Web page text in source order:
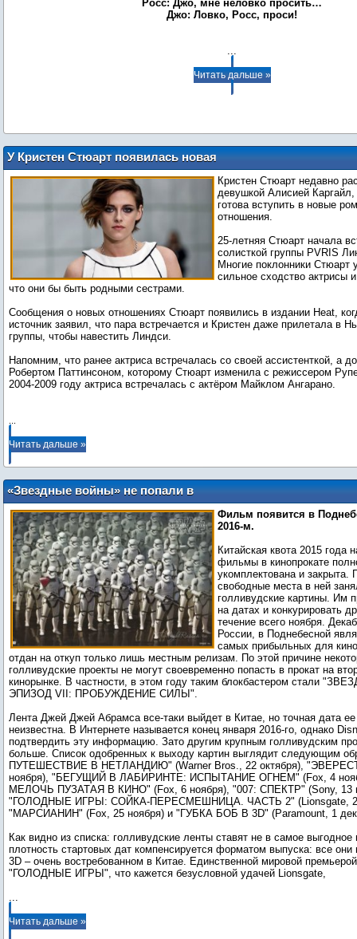
Росс: Джо, мне неловко просить…
Джо: Ловко, Росс, проси!
...
Читать дальше »
У Кристен Стюарт появилась новая
подруга
Кристен Стюарт недавно
девушкой Алисией Каргайл,
готова вступить в новые
отношения.
25-летняя Стюарт начала
солисткой группы PVRIS
Многие поклонники Стюарт
сильное сходство актрисы
что они бы быть родными сестрами.
Сообщения о новых отношениях Стюарт появились в издании Heat,
источник заявил, что пара встречается и Кристен даже прилетала в
группы, чтобы навестить Линдси.
Напомним, что ранее актриса встречалась со своей ассистенткой, а
Робертом Паттинсоном, которому Стюарт изменила с режиссером
2004-2009 году актриса встречалась с актёром Майклом Ангарано.
Читать дальше »
«Звездные войны» не попали в
китайскую квоту на зарубежные
фильмы
Фильм появится в
2016-м.
Китайская квота 2015 года
фильмы в кинопрокате
укомплектована и закрыта.
свободные места в ней
голливудские картины. Им
на датах и конкурировать
течение всего ноября.
России, в Поднебесной
самых прибыльных для
отдан на откуп только лишь местным релизам. По этой причине
голливудские проекты не могут своевременно попасть в прокат на
кинорынке. В частности, в этом году таким блокбастером стали
ЭПИЗОД VII: ПРОБУЖДЕНИЕ СИЛЫ".
Лента Джей Джей Абрамса все-таки выйдет в Китае, но точная дата
неизвестна. В Интернете называется конец января 2016-го, однако
подтвердить эту информацию. Зато другим крупным голливудским
больше. Список одобренных к выходу картин выглядит следующим
ПУТЕШЕСТВИЕ В НЕТЛАНДИЮ" (Warner Bros., 22 октября),
ноября), "БЕГУЩИЙ В ЛАБИРИНТЕ: ИСПЫТАНИЕ ОГНЕМ" (Fox, 4
МЕЛОЧЬ ПУЗАТАЯ В КИНО" (Fox, 6 ноября), "007: СПЕКТР" (Sony, 13
"ГОЛОДНЫЕ ИГРЫ: СОЙКА-ПЕРЕСМЕШНИЦА. ЧАСТЬ 2" (Lionsgate,
"МАРСИАНИН" (Fox, 25 ноября) и "ГУБКА БОБ В 3D" (Paramount, 1
Как видно из списка: голливудские ленты ставят не в самое
плотность стартовых дат компенсируется форматом выпуска: все
3D – очень востребованном в Китае. Единственной мировой
...
Читать дальше »